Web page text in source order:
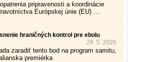
pripravenosti a koordinácie
Európskej únie (EU) ...
hraničných kontrol pre ebolu
29. 5. 2026
zaradiť tento bod na program samitu,
premiérka